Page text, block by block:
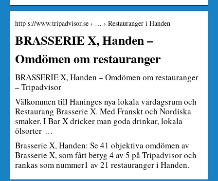
http s://www.tripadvisor.se › … › Restauranger i Handen
BRASSERIE X, Handen –
Omdömen om restauranger
BRASSERIE X, Handen – Omdömen om restauranger
– Tripadvisor
Välkommen till Haninges nya lokala vardagsrum och
Restaurang Brasserie X. Med Franskt och Nordiska
smaker. I Bar X dricker man goda drinkar, lokala
ölsorter …
Brasserie X, Handen: Se 41 objektiva omdömen av
Brasserie X, som fått betyg 4 av 5 på Tripadvisor och
rankas som nummer1 av 21 restauranger i Handen.